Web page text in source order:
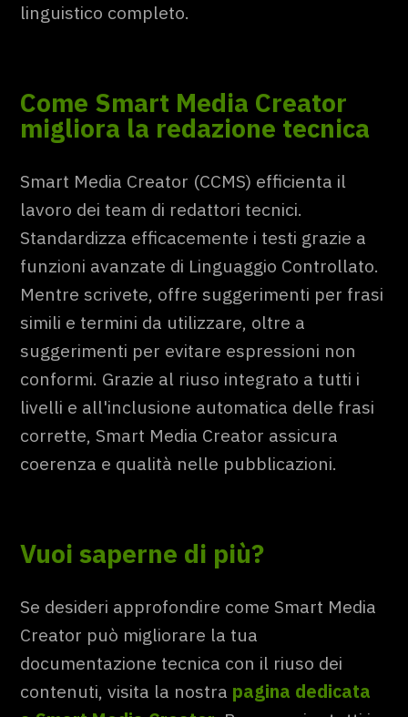
linguistico completo.
Come Smart Media Creator
migliora la redazione tecnica
Smart Media Creator (CCMS) efficienta il
lavoro dei team di redattori tecnici.
Standardizza efficacemente i testi grazie a
funzioni avanzate di Linguaggio Controllato.
Mentre scrivete, offre suggerimenti per frasi
simili e termini da utilizzare, oltre a
suggerimenti per evitare espressioni non
conformi. Grazie al riuso integrato a tutti i
livelli e all'inclusione automatica delle frasi
corrette, Smart Media Creator assicura
coerenza e qualità nelle pubblicazioni.
Vuoi saperne di più?
Se desideri approfondire come Smart Media
Creator può migliorare la tua
documentazione tecnica con il riuso dei
contenuti, visita la nostra pagina dedicata